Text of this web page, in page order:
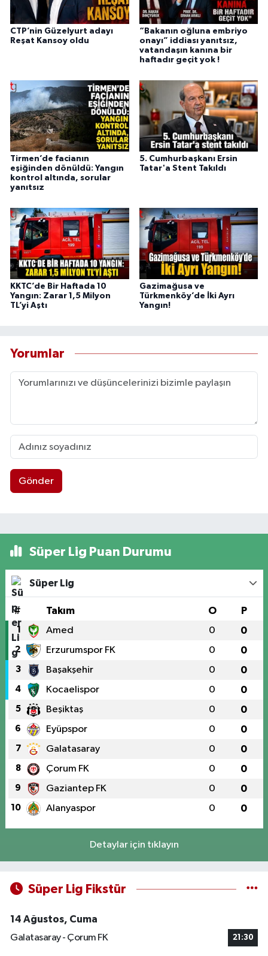
CTP’nin Güzelyurt adayı
Reşat Kansoy oldu
“Bakanın oğluna embriyo
onayı” iddiası yanıtsız,
vatandaşın kanına bir
haftadır geçit yok !
Tirmen’de facianın
eşiğinden dönüldü: Yangın
kontrol altında, sorular
yanıtsız
5. Cumhurbaşkanı Ersin
Tatar'a Stent Takıldı
KKTC’de Bir Haftada 10
Yangın: Zarar 1,5 Milyon
TL’yi Aştı
Gazimağusa ve
Türkmenköy’de İki Ayrı
Yangın!
Yorumlar
Gönder
Süper Lig Puan Durumu
Süper Lig
# Takım O P
1 Amed 0 0
2 Erzurumspor FK 0 0
3 Başakşehir 0 0
4 Kocaelispor 0 0
5 Beşiktaş 0 0
6 Eyüpspor 0 0
7 Galatasaray 0 0
8 Çorum FK 0 0
9 Gaziantep FK 0 0
10 Alanyaspor 0 0
Detaylar için tıklayın
Süper Lig Fikstür
14 Ağustos, Cuma
Galatasaray - Çorum FK
21:30